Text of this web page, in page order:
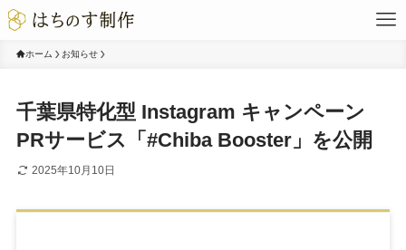
ホーム お知らせ
千葉県特化型 Instagram キャンペーン
PRサービス「#Chiba Booster」を公開
2025年10月10日